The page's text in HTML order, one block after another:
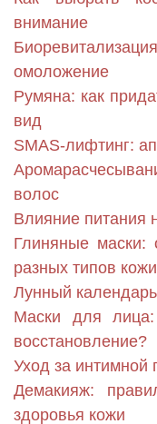
внимание
омоложение
Румяна: как
вид
SMAS-лифтинг:
волос
Влияние питания
Глиняные
разных типов кожи
Лунный
Маски для лица:
восстановление?
Уход за интимной
Демакияж:
здоровья кожи